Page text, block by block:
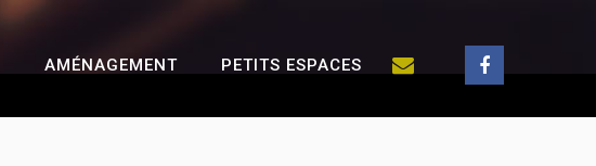
AMÉNAGEMENT PETITS ESPACES